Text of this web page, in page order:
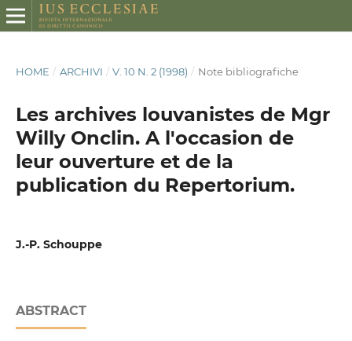
HOME / ARCHIVI / V. 10 N. 2 (1998) / Note bibliografiche
Les archives louvanistes de Mgr
Willy Onclin. A l'occasion de
leur ouverture et de la
publication du Repertorium.
J.-P. Schouppe
ABSTRACT